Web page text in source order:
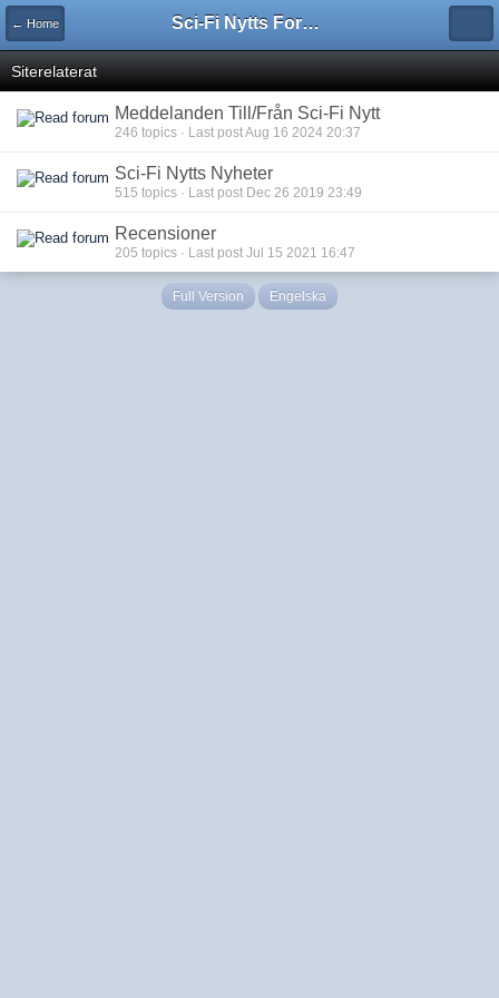
← Home Sci-Fi Nytts Forum
Siterelaterat
Meddelanden Till/Från Sci-Fi Nytt
246 topics · Last post Aug 16 2024 20:37
Sci-Fi Nytts Nyheter
515 topics · Last post Dec 26 2019 23:49
Recensioner
205 topics · Last post Jul 15 2021 16:47
Full Version Engelska